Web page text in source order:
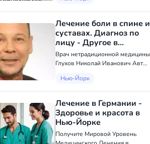
Telegram @aunovikova2 Работаю
на уровне причин, из-за которых
возникает...
Лечение боли в спине и
суставах. Диагноз по
лицу - Другое в
Красота и здоровье в
Нью-Йорке
Врач нетрадиционной медицины
Глухов Николай Иванович Автор
приседания. Научу снимать боль
тела. Это реально, убрать любую
боль в спине и суставах, за тр...
Нью-Йорк
Лечение в Германии -
Здоровье и красота в
Нью-Йорке
Получите Мировой Уровень